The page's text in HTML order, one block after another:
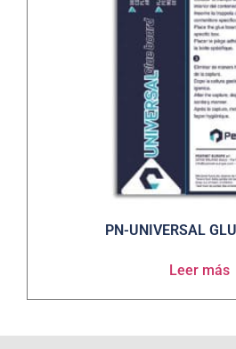
PN-UNIVERSAL
Leer más